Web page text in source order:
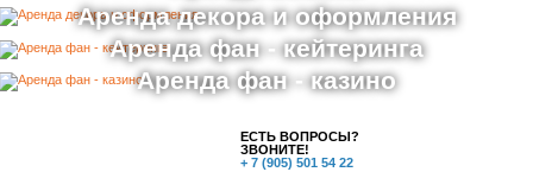
Аренда декора и оформления
Аренда фан - кейтеринга
Аренда фан - казино
ЕСТЬ ВОПРОСЫ?
ЗВОНИТЕ!
+ 7 (905) 501 54 22